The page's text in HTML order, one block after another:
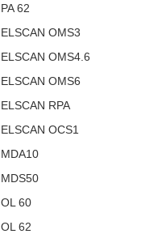
PA 62
ELSCAN OMS3
ELSCAN OMS4.6
ELSCAN OMS6
ELSCAN RPA
ELSCAN OCS1
MDA10
MDS50
OL 60
OL 62